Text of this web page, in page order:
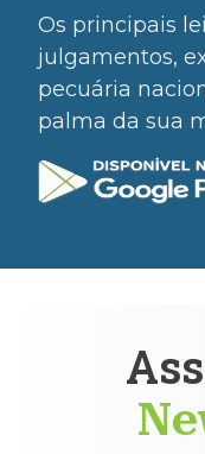
Os principais
julgamentos,
pecuária
palma da sua